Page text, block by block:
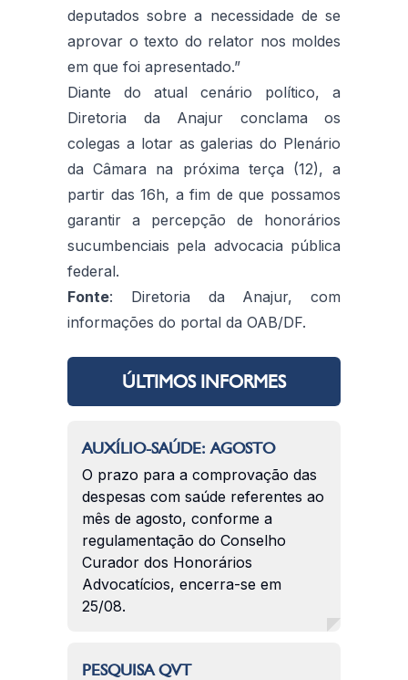
deputados sobre a necessidade de se
aprovar o texto do relator nos moldes
em que foi apresentado.”
Diante do atual cenário político, a
Diretoria da Anajur conclama os
colegas a lotar as galerias do Plenário
da Câmara na próxima terça (12), a
partir das 16h, a fim de que possamos
garantir a percepção de honorários
sucumbenciais pela advocacia pública
federal.
Fonte: Diretoria da Anajur, com
informações do portal da OAB/DF.
ÚLTIMOS INFORMES
AUXÍLIO-SAÚDE: AGOSTO
O prazo para a comprovação das
despesas com saúde referentes ao
mês de agosto, conforme a
regulamentação do Conselho
Curador dos Honorários
Advocatícios, encerra-se em
25/08.
PESQUISA QVT